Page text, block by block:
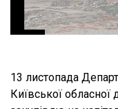
13 листопада
Київської обласної